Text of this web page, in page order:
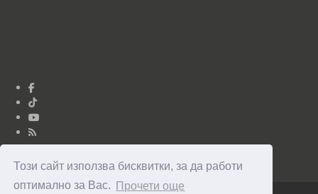
Този сайт използва бисквитки, за да работи
оптимално за Вас.
Прочети още